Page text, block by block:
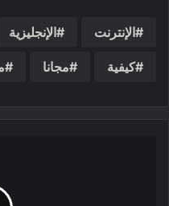
الإنترنت الإنجليزية
كيفية مجانا